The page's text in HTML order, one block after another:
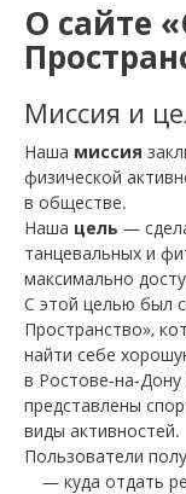
О сайте
Миссия и
Наша миссия
физической
в обществе.
Наша цель —
танцевальных и
максимально
С этой целью был
Пространство»,
найти себе
в Ростове-на-Дону
представлены
виды активностей.
Пользователи
куда отдать